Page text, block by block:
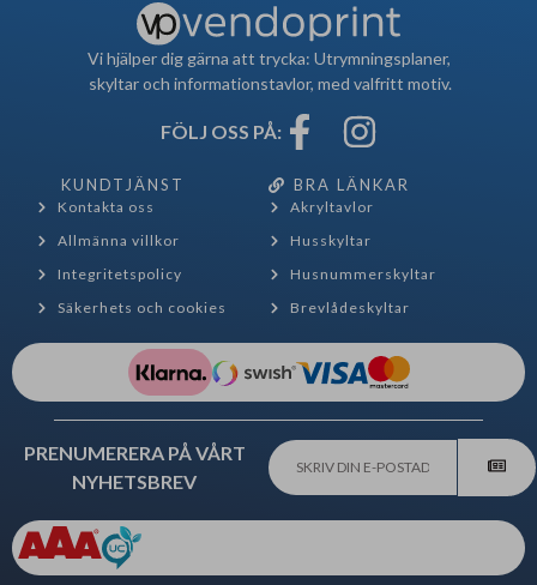
Vi hjälper dig gärna att trycka: Utrymningsplaner,
skyltar och informationstavlor, med valfritt motiv.
FÖLJ OSS PÅ:
KUNDTJÄNST
Kontakta oss
Allmänna villkor
Integritetspolicy
Säkerhets och cookies
BRA LÄNKAR
Akryltavlor
Husskyltar
Husnummerskyltar
Brevlådeskyltar
PRENUMERERA PÅ VÅRT
NYHETSBREV